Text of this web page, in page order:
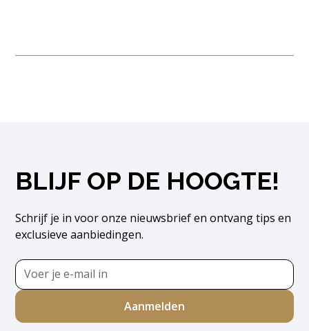
BLIJF OP DE HOOGTE!
Schrijf je in voor onze nieuwsbrief en ontvang tips en
exclusieve aanbiedingen.